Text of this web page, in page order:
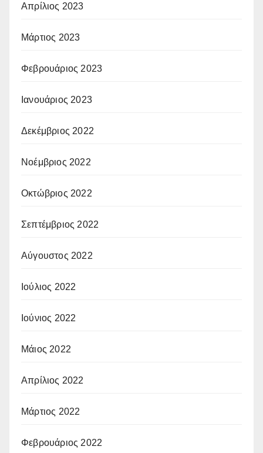
Απρίλιος 2023
Μάρτιος 2023
Φεβρουάριος 2023
Ιανουάριος 2023
Δεκέμβριος 2022
Νοέμβριος 2022
Οκτώβριος 2022
Σεπτέμβριος 2022
Αύγουστος 2022
Ιούλιος 2022
Ιούνιος 2022
Μάιος 2022
Απρίλιος 2022
Μάρτιος 2022
Φεβρουάριος 2022